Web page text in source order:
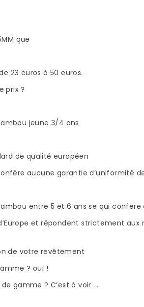
UN
cuisine
en
avez fait
Le parquet en bambou
en bois traditionnel ou à
que
23 euros à 50 euros.
prix ?
jeune 3/4 ans
de qualité européen
aucune garantie d’uniformité
entre 5 et 6 ans se qui confère
et répondent strictement aux
de votre revêtement
? oui !
gamme ? C’est à voir ....